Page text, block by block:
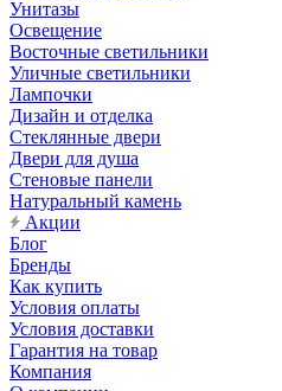
Унитазы
Освещение
Восточные светильники
Уличные светильники
Лампочки
Дизайн и отделка
Стеклянные двери
Двери для душа
Стеновые панели
Натуральный камень
Акции
Блог
Бренды
Как купить
Условия оплаты
Условия доставки
Гарантия на товар
Компания